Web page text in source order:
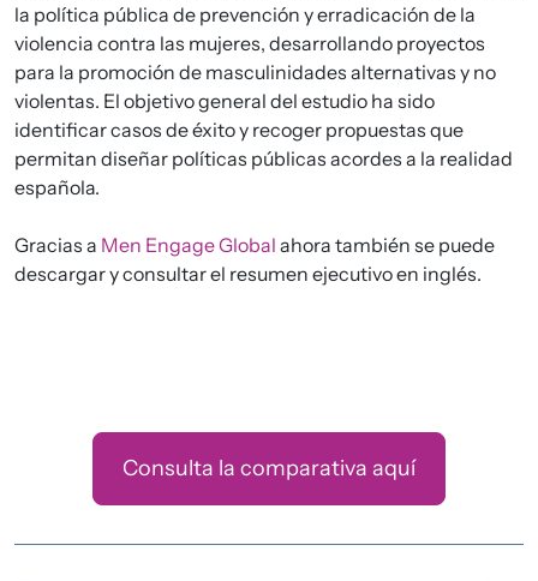
la política pública de prevención y erradicación de la
violencia contra las mujeres, desarrollando proyectos
para la promoción de masculinidades alternativas y no
violentas. El objetivo general del estudio ha sido
identificar casos de éxito y recoger propuestas que
permitan diseñar políticas públicas acordes a la realidad
española.
Gracias a Men Engage Global ahora también se puede
descargar y consultar el resumen ejecutivo en inglés.
Consulta la comparativa aquí